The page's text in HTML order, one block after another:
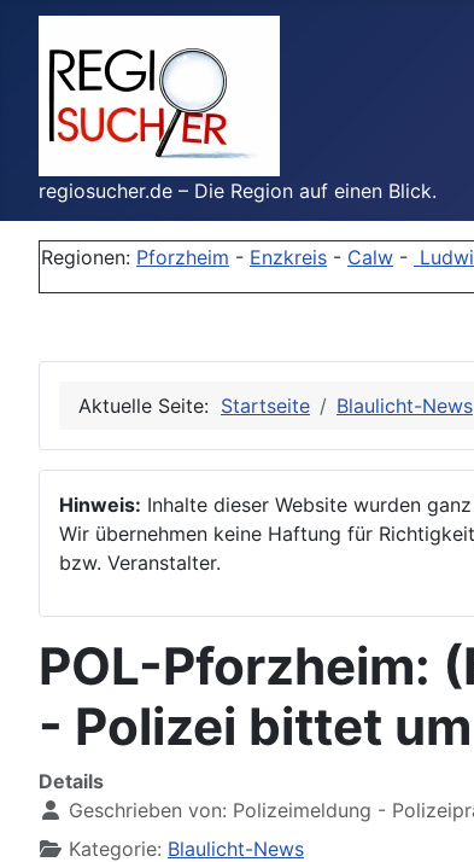
regiosucher.de – Die Region auf einen Blick.
Regionen: Pforzheim - Enzkreis - Calw -
Aktuelle Seite: Startseite Blaulicht-News
Hinweis: Inhalte dieser Website wurden
Wir übernehmen keine Haftung für
bzw. Veranstalter.
POL-Pforzheim:
- Polizei bittet
Details
Geschrieben von: Polizeimeldung -
Kategorie: Blaulicht-News